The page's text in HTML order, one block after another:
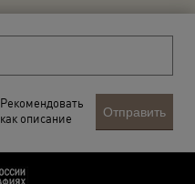
Рекомендовать
как описание
Отправить